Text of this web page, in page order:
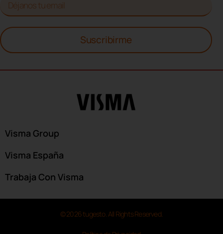
Suscribirme
Visma Group
Visma España
Trabaja Con Visma
© 2026 tugesto. All Rights Reserved.